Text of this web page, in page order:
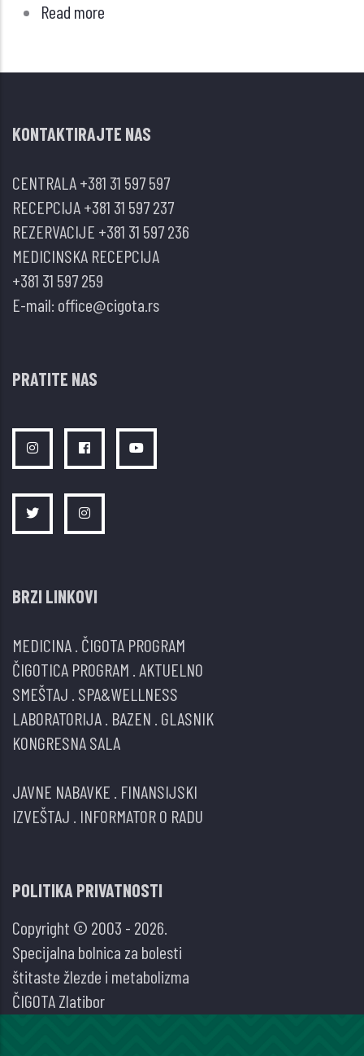
Read more
DIJAGNOSTIČKO
DILEME
KONTAKTIRAJTE NAS
CENTRALA+381 31 597 597
RECEPCIJA+381 31 597 237
REZERVACIJE +381 31 597 236
MEDICINSKA RECEPCIJA
+381 31 597 259
E-mail: office@cigota.rs
PRATITE NAS
BRZI LINKOVI
MEDICINA ČIGOTA PROGRAM
ČIGOTICA PROGRAM AKTUELNO
SMEŠTAJ SPA&WELLNESS
LABORATORIJA BAZEN GLASNIK
KONGRESNA SALA
JAVNE NABAVKE FINANSIJSKI
IZVEŠTAJ INFORMATOR O RADU
POLITIKA PRIVATNOSTI
Copyright © 2003 - 2026.
Specijalna bolnica za bolesti
štitaste žlezde i metabolizma
ČIGOTA Zlatibor